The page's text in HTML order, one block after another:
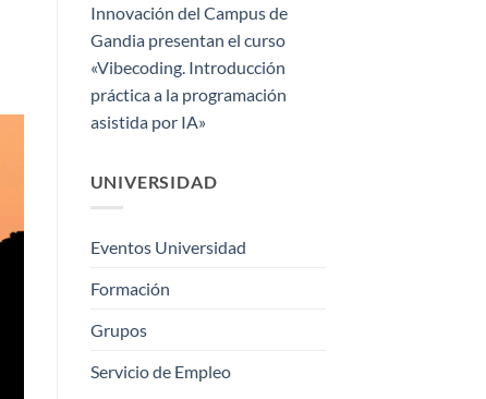
Innovación del Campus de
Gandia presentan el curso
«Vibecoding. Introducción
práctica a la programación
asistida por IA»
UNIVERSIDAD
Eventos Universidad
Formación
Grupos
Servicio de Empleo